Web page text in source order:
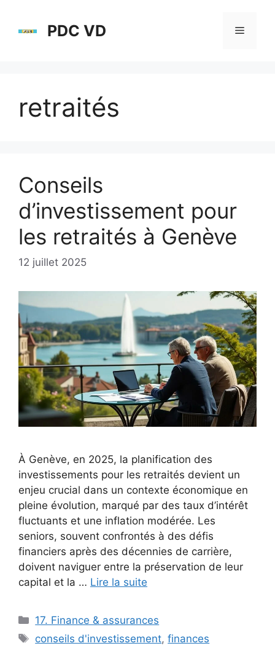
PDC VD Menu
retraités
Conseils
d’investissement pour
les retraités à Genève
12 juillet 2025
À Genève, en 2025, la planification des
investissements pour les retraités devient un
enjeu crucial dans un contexte économique en
pleine évolution, marqué par des taux d’intérêt
fluctuants et une inflation modérée. Les
seniors, souvent confrontés à des défis
financiers après des décennies de carrière,
doivent naviguer entre la préservation de leur
capital et la … Lire la suite
Catégories
17. Finance & assurances
Étiquettes
conseils d'investissement,finances